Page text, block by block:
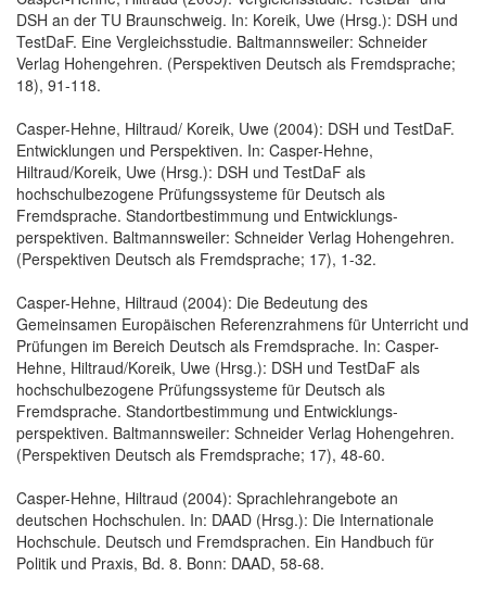
DSH an der TU Braunschweig. In: Koreik, Uwe (Hrsg.): DSH und
TestDaF. Eine Vergleichsstudie. Baltmannsweiler: Schneider
Verlag Hohengehren. (Perspektiven Deutsch als Fremdsprache;
18), 91-118.
Casper-Hehne, Hiltraud/ Koreik, Uwe (2004): DSH und TestDaF.
Entwicklungen und Perspektiven. In: Casper-Hehne,
Hiltraud/Koreik, Uwe (Hrsg.): DSH und TestDaF als
hochschulbezogene Prüfungssysteme für Deutsch als
Fremdsprache. Standortbestimmung und Entwicklungs-
perspektiven. Baltmannsweiler: Schneider Verlag Hohengehren.
(Perspektiven Deutsch als Fremdsprache; 17), 1-32.
Casper-Hehne, Hiltraud (2004): Die Bedeutung des
Gemeinsamen Europäischen Referenzrahmens für Unterricht und
Prüfungen im Bereich Deutsch als Fremdsprache. In: Casper-
Hehne, Hiltraud/Koreik, Uwe (Hrsg.): DSH und TestDaF als
hochschulbezogene Prüfungssysteme für Deutsch als
Fremdsprache. Standortbestimmung und Entwicklungs-
perspektiven. Baltmannsweiler: Schneider Verlag Hohengehren.
(Perspektiven Deutsch als Fremdsprache; 17), 48-60.
Casper-Hehne, Hiltraud (2004): Sprachlehrangebote an
deutschen Hochschulen. In: DAAD (Hrsg.): Die Internationale
Hochschule. Deutsch und Fremdsprachen. Ein Handbuch für
Politik und Praxis, Bd. 8. Bonn: DAAD, 58-68.